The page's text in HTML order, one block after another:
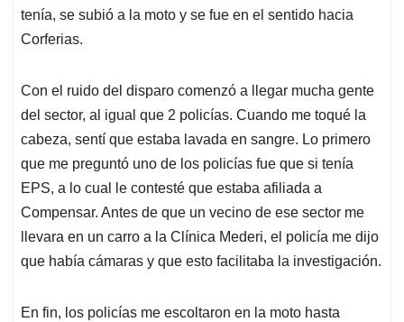
tenía, se subió a la moto y se fue en el sentido hacia
Corferias.
Con el ruido del disparo comenzó a llegar mucha gente
del sector, al igual que 2 policías. Cuando me toqué la
cabeza, sentí que estaba lavada en sangre. Lo primero
que me preguntó uno de los policías fue que si tenía
EPS, a lo cual le contesté que estaba afiliada a
Compensar. Antes de que un vecino de ese sector me
llevara en un carro a la Clínica Mederi, el policía me dijo
que había cámaras y que esto facilitaba la investigación.
En fin, los policías me escoltaron en la moto hasta